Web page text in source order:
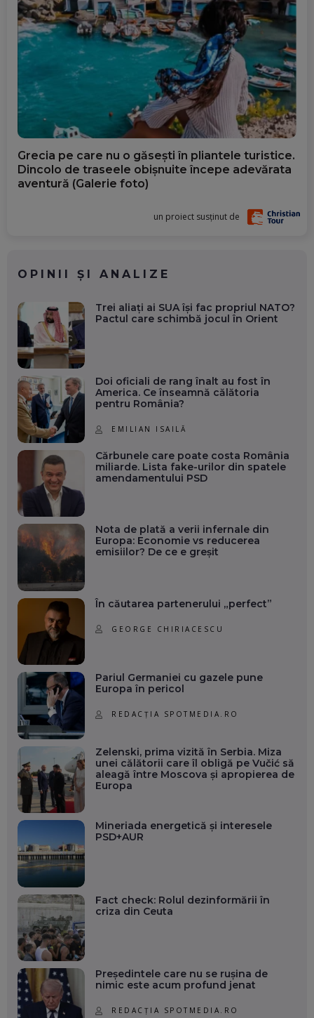
Grecia pe care nu o găsești în pliantele turistice.
Dincolo de traseele obișnuite începe adevărata
aventură (Galerie foto)
un proiect susținut de
OPINII ȘI ANALIZE
Trei aliați ai SUA își fac propriul NATO?
Pactul care schimbă jocul în Orient
Doi oficiali de rang înalt au fost în
America. Ce înseamnă călătoria
pentru România?
EMILIAN ISAILĂ
Cărbunele care poate costa România
miliarde. Lista fake-urilor din spatele
amendamentului PSD
Nota de plată a verii infernale din
Europa: Economie vs reducerea
emisiilor? De ce e greșit
În căutarea partenerului „perfect”
GEORGE CHIRIACESCU
Pariul Germaniei cu gazele pune
Europa în pericol
REDACȚIA SPOTMEDIA.RO
Zelenski, prima vizită în Serbia. Miza
unei călătorii care îl obligă pe Vučić să
aleagă între Moscova și apropierea de
Europa
Mineriada energetică și interesele
PSD+AUR
Fact check: Rolul dezinformării în
criza din Ceuta
Președintele care nu se rușina de
nimic este acum profund jenat
REDACȚIA SPOTMEDIA.RO